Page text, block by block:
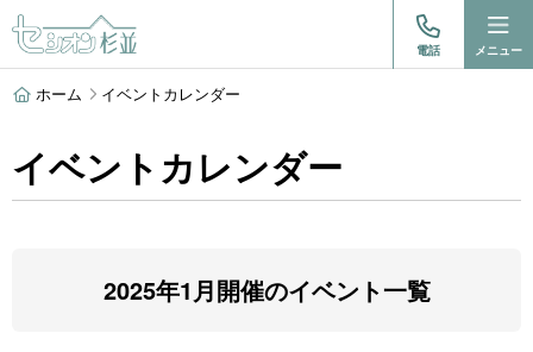
電話 メニュー
ホーム イベントカレンダー
イベントカレンダー
2025年1月開催のイベント一覧